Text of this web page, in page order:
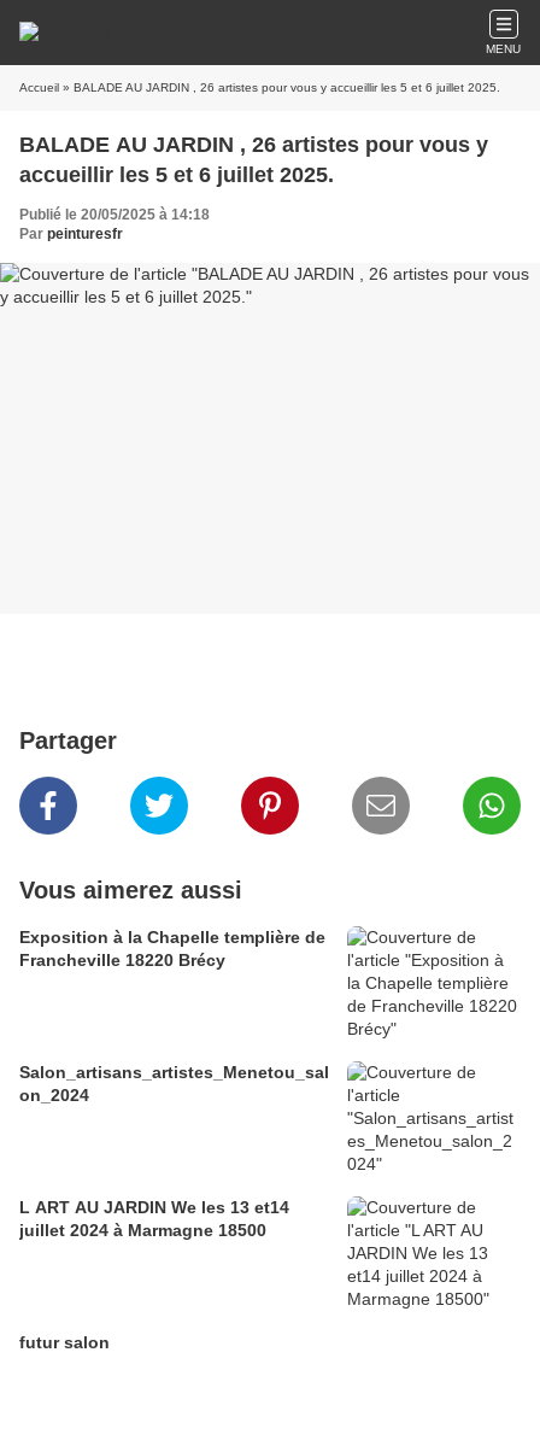
MENU
Accueil » BALADE AU JARDIN , 26 artistes pour vous y accueillir les 5 et 6 juillet 2025.
BALADE AU JARDIN , 26 artistes pour vous y
accueillir les 5 et 6 juillet 2025.
Publié le 20/05/2025 à 14:18
Par peinturesfr
Partager
Vous aimerez aussi
Exposition à la Chapelle templière de
Francheville 18220 Brécy
Salon_artisans_artistes_Menetou_sal
on_2024
L ART AU JARDIN We les 13 et14
juillet 2024 à Marmagne 18500
futur salon